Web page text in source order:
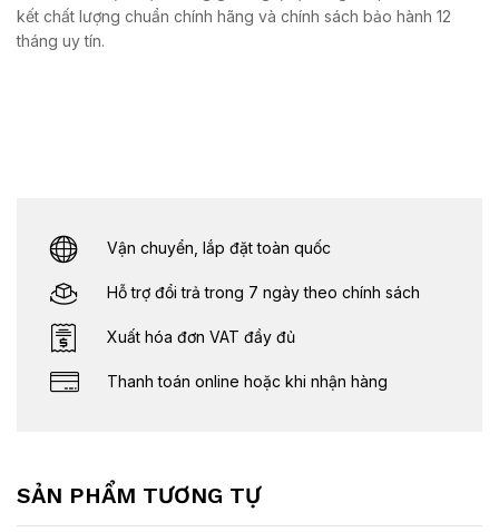
kết chất lượng chuẩn chính hãng và chính sách bảo hành 12
tháng uy tín.
Vận chuyển, lắp đặt toàn quốc
Hỗ trợ đổi trả trong 7 ngày theo chính sách
Xuất hóa đơn VAT đầy đủ
Thanh toán online hoặc khi nhận hàng
SẢN PHẨM TƯƠNG TỰ